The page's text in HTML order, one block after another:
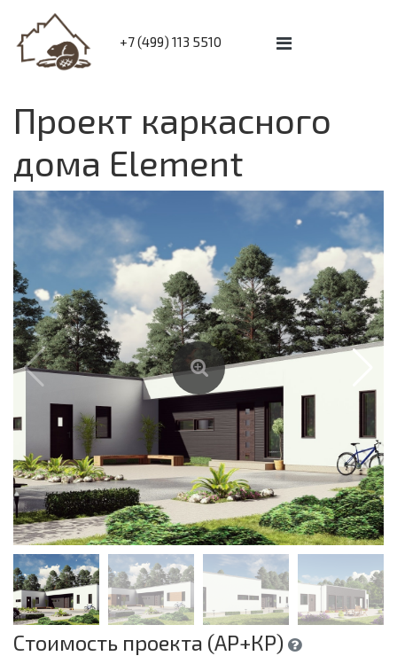
+7 (499) 113 5510
Проект каркасного
дома Element
Стоимость проекта (АР+КР)